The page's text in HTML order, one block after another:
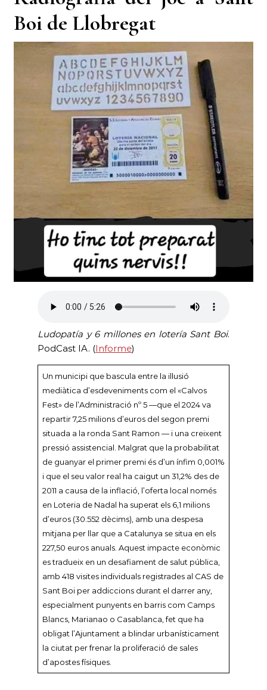
Boi de Llobregat
Ludopatía y 6 millones en lotería Sant Boi.
PodCast IA. (Informe)
Un municipi que bascula entre la il·lusió
mediàtica d’esdeveniments com el «Calvos
Fest» de l’Administració nº 5 —que el 2024 va
repartir 7,25 milions d’euros del segon premi
situada a la ronda Sant Ramon — i una creixent
pressió assistencial. Malgrat que la probabilitat
de guanyar el primer premi és d’un ínfim 0,001%
i que el seu valor real ha caigut un 31,2% des de
2011 a causa de la inflació, l’oferta local només
en Loteria de Nadal ha superat els 6,1 milions
d’euros (30.552 dècims), amb una despesa
mitjana per llar que a Catalunya se situa en els
227,50 euros anuals. Aquest impacte econòmic
es tradueix en un desafiament de salut pública,
amb 418 visites individuals registrades al CAS de
Sant Boi per addiccions durant el darrer any,
especialment punyents en barris com Camps
Blancs, Marianao o Casablanca, fet que ha
obligat l’Ajuntament a blindar urbanísticament
la ciutat per frenar la proliferació de sales
d’apostes físiques.